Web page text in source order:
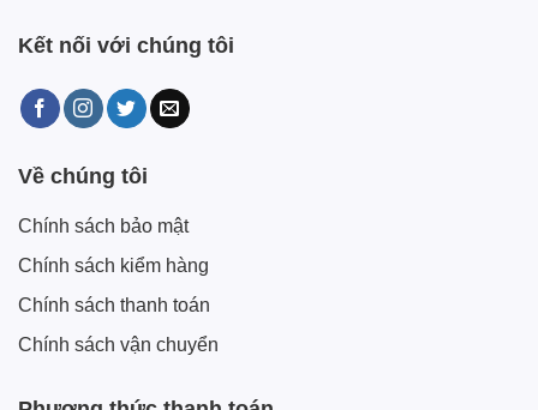
Kết nối với chúng tôi
Về chúng tôi
Chính sách bảo mật
Chính sách kiểm hàng
Chính sách thanh toán
Chính sách vận chuyển